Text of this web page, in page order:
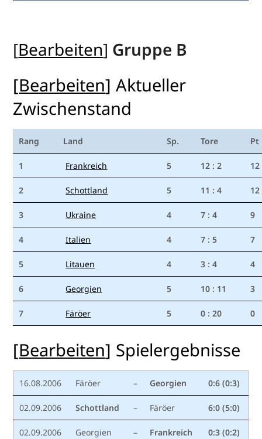
[Bearbeiten] Gruppe B
[Bearbeiten] Aktueller
Zwischenstand
Rang Land Sp. Tore Pt
1 Frankreich 5 12 : 2 12
2 Schottland 5 11 : 4 12
3 Ukraine 4 7 : 4 9
4 Italien 4 7 : 5 7
5 Litauen 4 3 : 4 4
6 Georgien 5 10 : 11 3
7 Färöer 5 0 : 20 0
[Bearbeiten] Spielergebnisse
16.08.2006 Färöer – Georgien 0:6 (0:3)
02.09.2006 Schottland – Färöer 6:0 (5:0)
02.09.2006 Georgien – Frankreich 0:3 (0:2)